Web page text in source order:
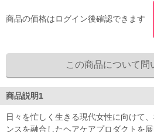
商品の価格はログイン後確認できます
商品説明1
日々を忙しく生きる現代女性に向けて
ンスを融合したヘアケアプロダクトを